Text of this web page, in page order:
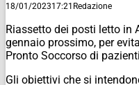
18/01/202317:21 Redazione
Riassetto dei posti letto in
gennaio prossimo, per
Pronto Soccorso di
Gli obiettivi che si